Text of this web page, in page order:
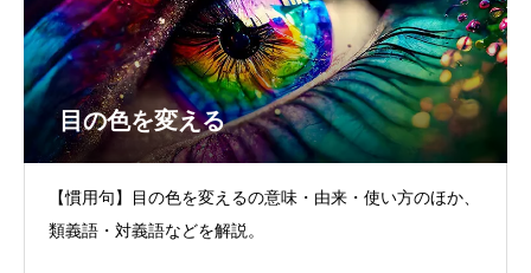
目の色を変える
【慣用句】目の色を変えるの意味・由来・使い方のほか、
類義語・対義語などを解説。